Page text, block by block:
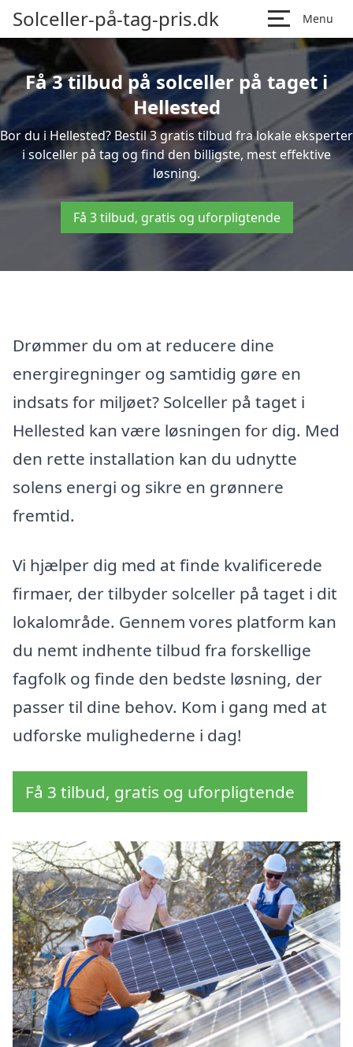
Solceller-på-tag-pris.dk Menu
Få 3 tilbud på solceller på taget i
Hellested
Bor du i Hellested? Bestil 3 gratis tilbud fra lokale eksperter
i solceller på tag og find den billigste, mest effektive
løsning.
Få 3 tilbud, gratis og uforpligtende
Drømmer du om at reducere dine
energiregninger og samtidig gøre en
indsats for miljøet? Solceller på taget i
Hellested kan være løsningen for dig. Med
den rette installation kan du udnytte
solens energi og sikre en grønnere
fremtid.
Vi hjælper dig med at finde kvalificerede
firmaer, der tilbyder solceller på taget i dit
lokalområde. Gennem vores platform kan
du nemt indhente tilbud fra forskellige
fagfolk og finde den bedste løsning, der
passer til dine behov. Kom i gang med at
udforske mulighederne i dag!
Få 3 tilbud, gratis og uforpligtende